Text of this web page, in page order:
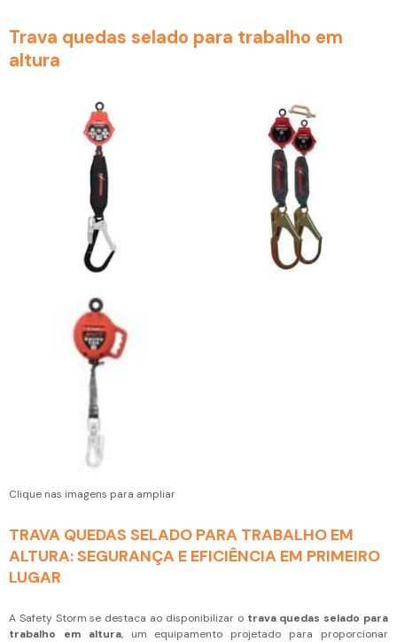
Trava quedas selado para trabalho em
altura
Clique nas imagens para ampliar
TRAVA QUEDAS SELADO PARA TRABALHO EM
ALTURA: SEGURANÇA E EFICIÊNCIA EM PRIMEIRO
LUGAR
A Safety Storm se destaca ao disponibilizar o trava quedas selado para
trabalho em altura, um equipamento projetado para proporcionar